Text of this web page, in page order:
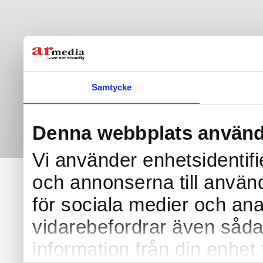
Samtycke
Denna webbplats
Vi använder
och annonserna till
för sociala medier och
vidarebefordrar även
information från din